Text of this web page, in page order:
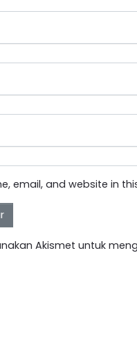
email, and website in
Akismet untuk